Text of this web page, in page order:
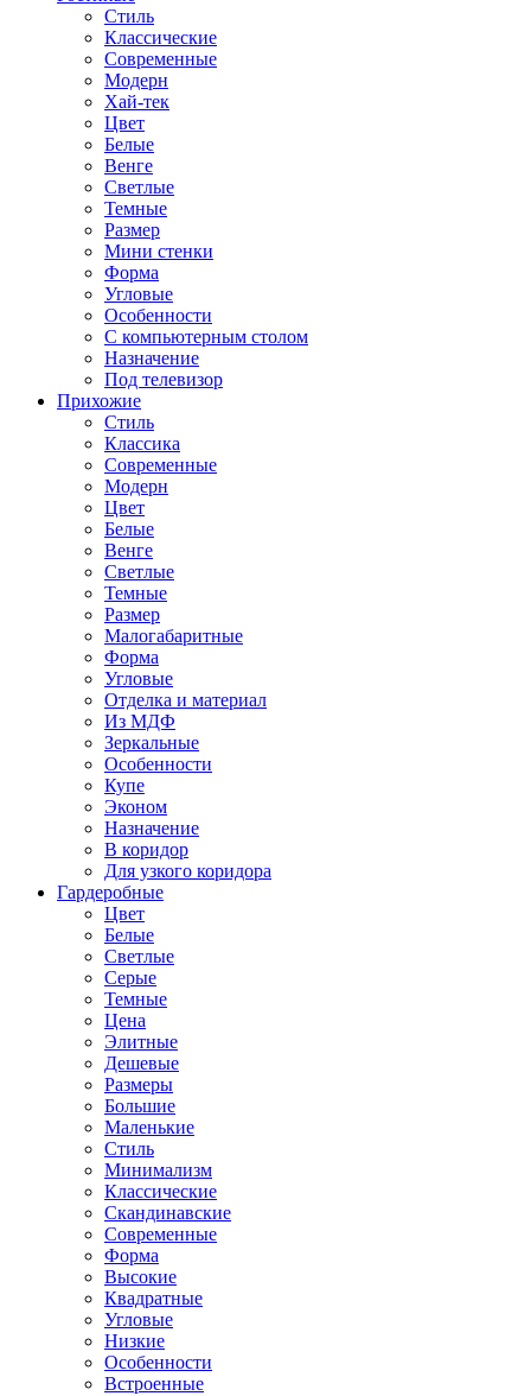
Стиль
Классические
Современные
Модерн
Хай-тек
Цвет
Белые
Венге
Светлые
Темные
Размер
Мини стенки
Форма
Угловые
Особенности
С компьютерным столом
Назначение
Под телевизор
Прихожие
Стиль
Классика
Современные
Модерн
Цвет
Белые
Венге
Светлые
Темные
Размер
Малогабаритные
Форма
Угловые
Отделка и материал
Из МДФ
Зеркальные
Особенности
Купе
Эконом
Назначение
В коридор
Для узкого коридора
Гардеробные
Цвет
Белые
Светлые
Серые
Темные
Цена
Элитные
Дешевые
Размеры
Большие
Маленькие
Стиль
Минимализм
Классические
Скандинавские
Современные
Форма
Высокие
Квадратные
Угловые
Низкие
Особенности
Встроенные